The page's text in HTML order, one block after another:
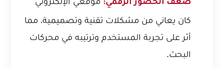
ضعف الحضور الرقمي:
كان يعاني من مشكلات تقنية وتصميمية، مما
أثر على تجربة المستخدم وترتيبه في محركات
البحث.